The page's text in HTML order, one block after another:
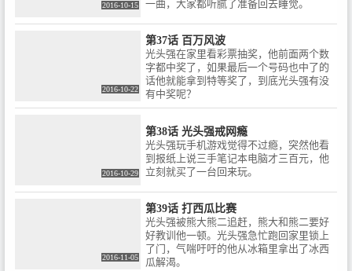
2016-10-15
一曲，大家都听腻了准备回去睡觉。
2016-10-22
第37话 百万风波
光头强在家里看彩票抽奖，他前面两个数
字都中奖了，如果最后一个号码也中了的
话他就能拿到特等奖了，到底光头强有没
有中奖呢？
2016-10-29
第38话 光头强戒网瘾
光头强玩手机游戏觉得不过瘾，突然他看
到报纸上说三手笔记本电脑才三百元，他
立刻就买了一台回来玩。
2016-11-05
第39话 打西瓜比赛
光头强被熊大熊二追赶，熊大和熊二要好
好教训他一顿。光头强急忙跑回家里锁上
了门，气喘吁吁的他从冰箱里拿出了冰西
瓜解渴。